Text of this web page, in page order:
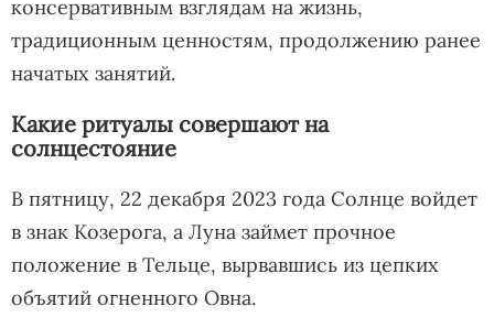
консервативным взглядам на жизнь,
традиционным ценностям, продолжению ранее
начатых занятий.
Какие ритуалы совершают на
солнцестояние
В пятницу, 22 декабря 2023 года Солнце войдет
в знак Козерога, а Луна займет прочное
положение в Тельце, вырвавшись из цепких
объятий огненного Овна.